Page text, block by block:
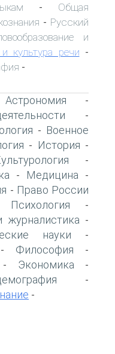
- Общая
- Русский
и
культура речи -
-
Астрономия -
-
- Военное
- История -
-
- Медицина -
- Право России
Психология -
-
науки -
Философия -
Экономика -
-
-